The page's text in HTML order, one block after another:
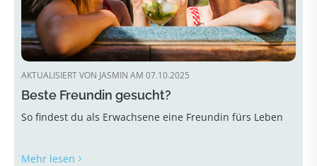
AKTUALISIERT VON JASMIN AM 07.10.2025
Beste Freundin gesucht?
So findest du als Erwachsene eine Freundin fürs Leben
Mehr lesen